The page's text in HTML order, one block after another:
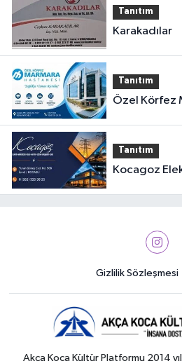
Tanıtım
Karakadılar
Tanıtım
Özel Körfez
Tanıtım
Kocagoz
Gizlilik Sözleşmesi
Akça Koca Kültür Platformu 2014